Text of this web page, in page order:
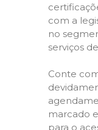
com a
no
serviços
Conte
marcado
para o